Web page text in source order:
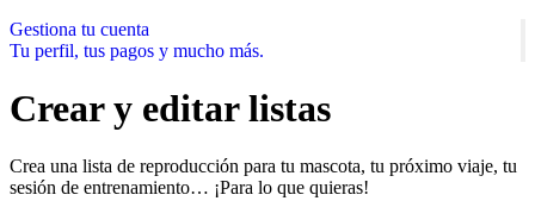
Gestiona tu cuenta
Tu perfil, tus pagos y mucho más.
Crear y editar listas
Crea una lista de reproducción para tu mascota, tu próximo viaje, tu
sesión de entrenamiento… ¡Para lo que quieras!